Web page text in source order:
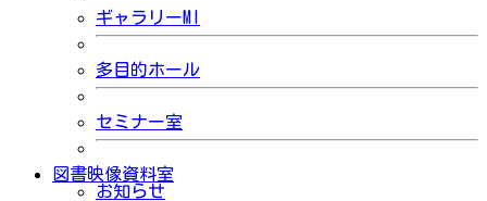
ギャラリーMI
多目的ホール
セミナー室
図書映像資料室
お知らせ